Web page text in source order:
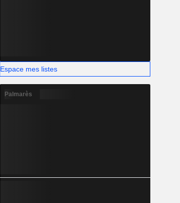
Espace mes listes
Palmarès